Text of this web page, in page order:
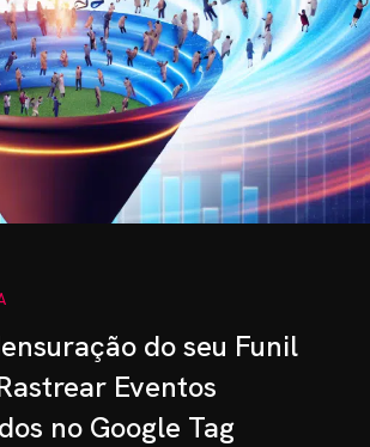
do seu Funil
Eventos
no Google Tag